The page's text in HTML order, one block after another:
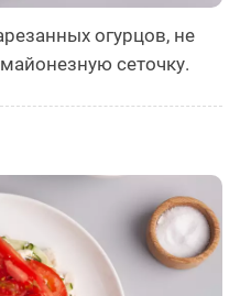
огурцов, не
сеточку.